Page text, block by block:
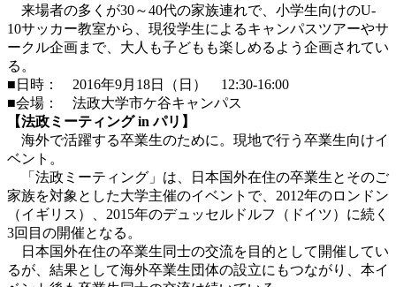
来場者の多くが30～40代の家族連れで、小学生向けのU-
10サッカー教室から、現役学生によるキャンパスツアーやサ
ークル企画まで、大人も子どもも楽しめるよう企画されてい
る。
■日時： 2016年9月18日（日） 12:30-16:00
■会場： 法政大学市ケ谷キャンパス
【法政ミーティング in パリ】
海外で活躍する卒業生のために。現地で行う卒業生向けイ
ベント。
「法政ミーティング」は、日本国外在住の卒業生とそのご
家族を対象とした大学主催のイベントで、2012年のロンドン
（イギリス）、2015年のデュッセルドルフ（ドイツ）に続く
3回目の開催となる。
日本国外在住の卒業生同士の交流を目的として開催してい
るが、結果として海外卒業生団体の設立にもつながり、本イ